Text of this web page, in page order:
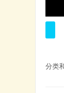
分类